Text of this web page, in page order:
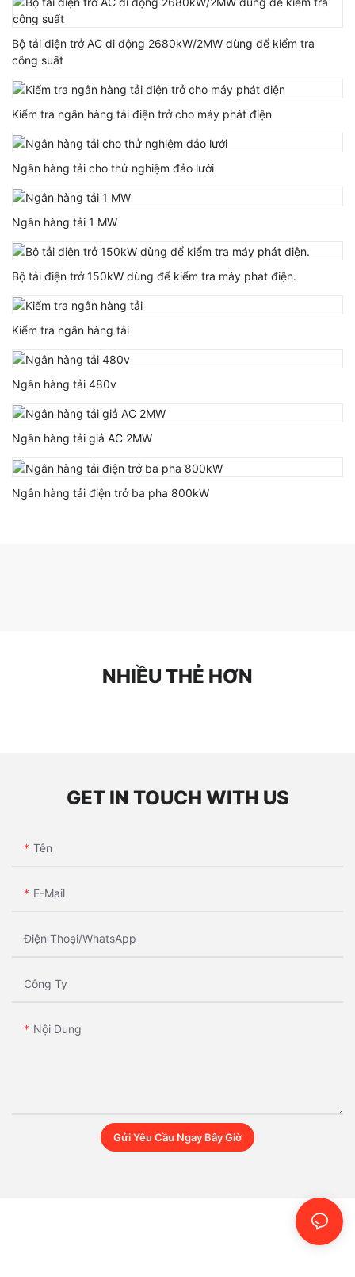
Bộ tải điện trở AC di động 2680kW/2MW dùng để kiểm tra
công suất
Kiểm tra ngân hàng tải điện trở cho máy phát điện
Ngân hàng tải cho thử nghiệm đảo lưới
Ngân hàng tải 1 MW
Bộ tải điện trở 150kW dùng để kiểm tra máy phát điện.
Kiểm tra ngân hàng tải
Ngân hàng tải 480v
Ngân hàng tải giả AC 2MW
Ngân hàng tải điện trở ba pha 800kW
NHIỀU THẺ HƠN
GET IN TOUCH WITH US
Tên
E-Mail
Điện Thoại/whatsApp
Công Ty
Nội Dung
Gửi Yêu Cầu Ngay Bây Giờ